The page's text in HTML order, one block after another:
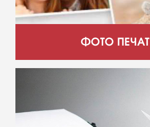
ФОТО ПЕЧАТ